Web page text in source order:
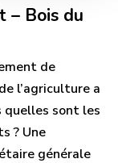
– Bois du
de
l’agriculture a
quelles sont les
? Une
générale